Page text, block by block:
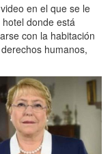
en el que se le
donde está
con la habitación
humanos,